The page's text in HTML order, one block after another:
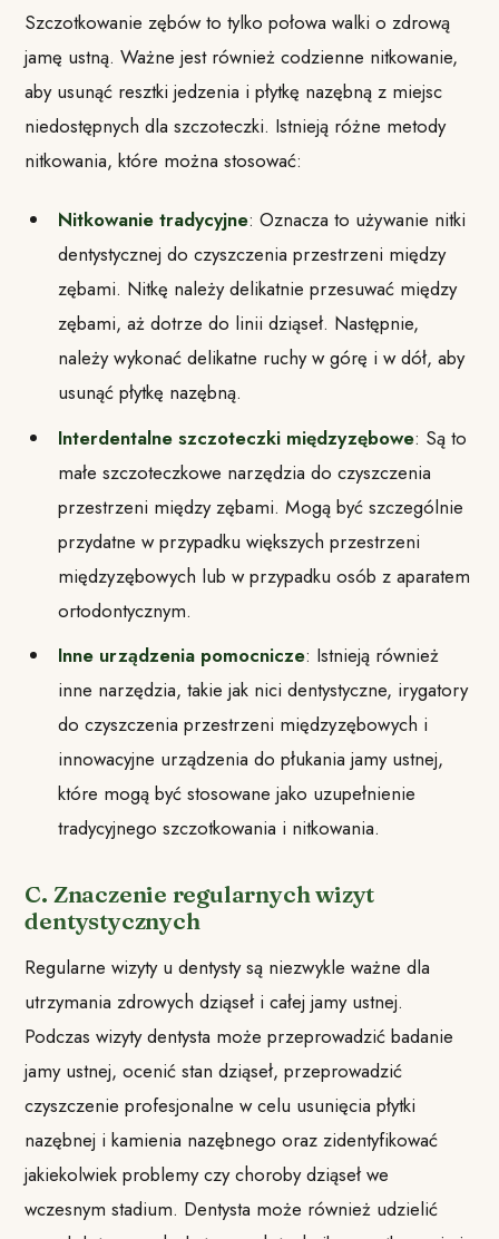
Szczotkowanie zębów to tylko połowa walki o zdrową
jamę ustną. Ważne jest również codzienne nitkowanie,
aby usunąć resztki jedzenia i płytkę nazębną z miejsc
niedostępnych dla szczoteczki. Istnieją różne metody
nitkowania, które można stosować:
Nitkowanie tradycyjne: Oznacza to używanie nitki
dentystycznej do czyszczenia przestrzeni między
zębami. Nitkę należy delikatnie przesuwać między
zębami, aż dotrze do linii dziąseł. Następnie,
należy wykonać delikatne ruchy w górę i w dół, aby
usunąć płytkę nazębną.
Interdentalne szczoteczki międzyzębowe: Są to
małe szczoteczkowe narzędzia do czyszczenia
przestrzeni między zębami. Mogą być szczególnie
przydatne w przypadku większych przestrzeni
międzyzębowych lub w przypadku osób z aparatem
ortodontycznym.
Inne urządzenia pomocnicze: Istnieją również
inne narzędzia, takie jak nici dentystyczne, irygatory
do czyszczenia przestrzeni międzyzębowych i
innowacyjne urządzenia do płukania jamy ustnej,
które mogą być stosowane jako uzupełnienie
tradycyjnego szczotkowania i nitkowania.
C. Znaczenie regularnych wizyt
dentystycznych
Regularne wizyty u dentysty są niezwykle ważne dla
utrzymania zdrowych dziąseł i całej jamy ustnej.
Podczas wizyty dentysta może przeprowadzić badanie
jamy ustnej, ocenić stan dziąseł, przeprowadzić
czyszczenie profesjonalne w celu usunięcia płytki
nazębnej i kamienia nazębnego oraz zidentyfikować
jakiekolwiek problemy czy choroby dziąseł we
wczesnym stadium. Dentysta może również udzielić